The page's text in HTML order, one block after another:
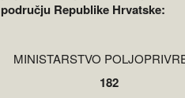
području Republike Hrvatske:
MINISTARSTVO
182